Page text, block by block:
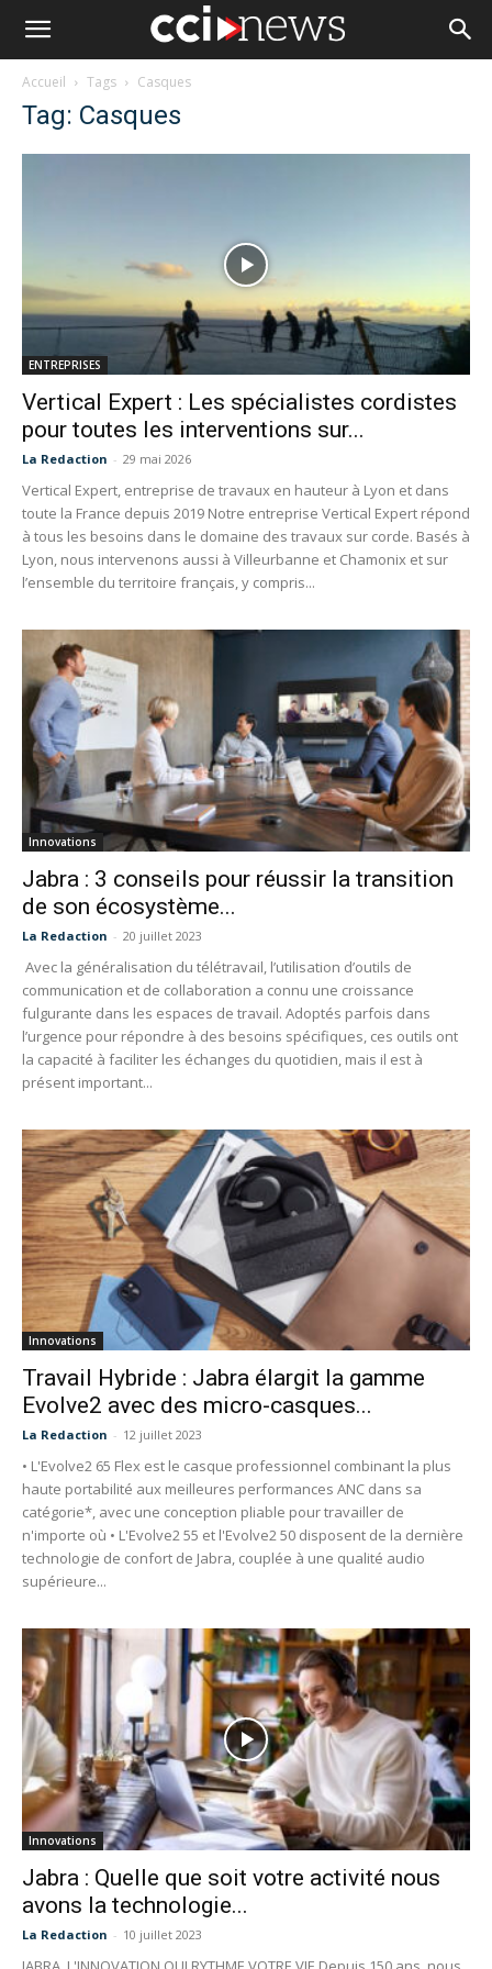
Accueil Tags Casques
Tag: Casques
ENTREPRISES
Vertical Expert : Les spécialistes cordistes
pour toutes les interventions sur...
La Redaction - 29 mai 2026
Vertical Expert, entreprise de travaux en hauteur à Lyon et dans
toute la France depuis 2019 Notre entreprise Vertical Expert répond
à tous les besoins dans le domaine des travaux sur corde. Basés à
Lyon, nous intervenons aussi à Villeurbanne et Chamonix et sur
l’ensemble du territoire français, y compris...
Innovations
Jabra : 3 conseils pour réussir la transition
de son écosystème...
La Redaction - 20 juillet 2023
Avec la généralisation du télétravail, l’utilisation d’outils de
communication et de collaboration a connu une croissance
fulgurante dans les espaces de travail. Adoptés parfois dans
l’urgence pour répondre à des besoins spécifiques, ces outils ont
la capacité à faciliter les échanges du quotidien, mais il est à
présent important...
Innovations
Travail Hybride : Jabra élargit la gamme
Evolve2 avec des micro-casques...
La Redaction - 12 juillet 2023
• L'Evolve2 65 Flex est le casque professionnel combinant la plus
haute portabilité aux meilleures performances ANC dans sa
catégorie*, avec une conception pliable pour travailler de
n'importe où • L'Evolve2 55 et l'Evolve2 50 disposent de la dernière
technologie de confort de Jabra, couplée à une qualité audio
supérieure...
Innovations
Jabra : Quelle que soit votre activité nous
avons la technologie...
La Redaction - 10 juillet 2023